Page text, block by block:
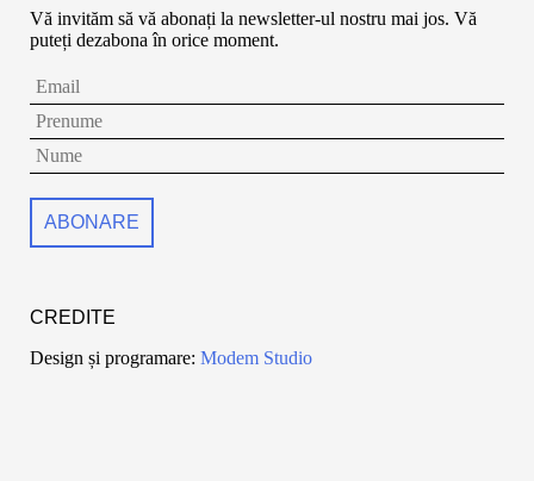
Vă invităm să vă abonați la newsletter-ul nostru mai jos. Vă
puteți dezabona în orice moment.
CREDITE
Design și programare: Modem Studio